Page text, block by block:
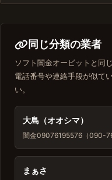
同じ分類の業者
ソフト闇金オービットと同
電話番号や連絡手段が似て
い。
大島（オオシマ）
闇金09076195576（090-
まぁさ